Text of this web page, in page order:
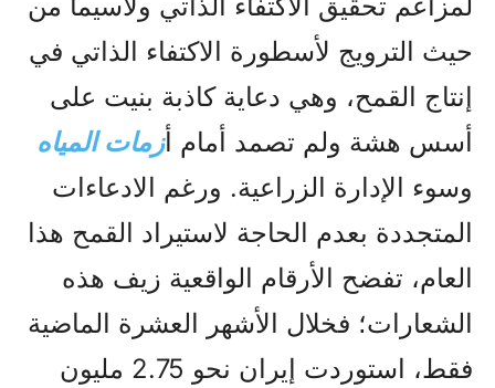
حيث الترويج لأسطورة الاكتفاء الذاتي في
إنتاج القمح، وهي دعاية كاذبة بنيت على
أسس هشة ولم تصمد أمام أزمات المياه
وسوء الإدارة الزراعية. ورغم الادعاءات
المتجددة بعدم الحاجة لاستيراد القمح هذا
العام، تفضح الأرقام الواقعية زيف هذه
الشعارات؛ فخلال الأشهر العشرة الماضية
فقط، استوردت إيران نحو 2.75 مليون